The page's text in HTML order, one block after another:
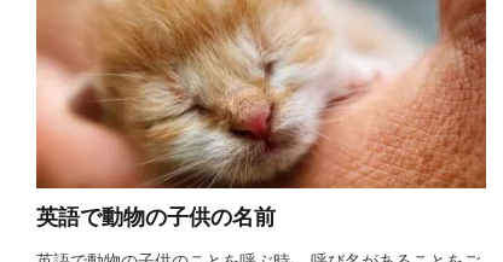
英語で動物の子供の名前